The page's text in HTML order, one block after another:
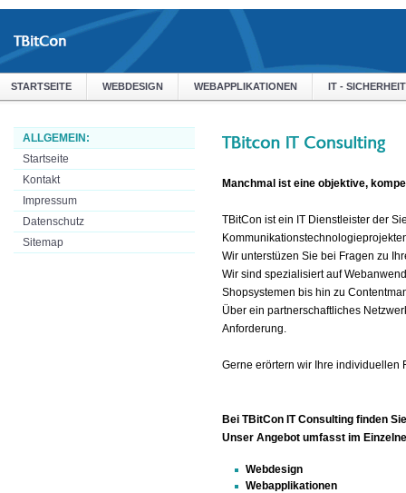
STARTSEITE WEBDESIGN WEBAPPLIKATIONEN IT - SICHERHEIT
ALLGEMEIN:
Startseite
Kontakt
Impressum
Datenschutz
Sitemap
Manchmal ist eine objektive,
TBitCon ist ein IT Dienstleister der
Wir unterstüzen Sie bei Fragen zu
Wir sind spezialisiert auf
Shopsystemen bis hin zu
Über ein partnerschaftliches
Anforderung.
Gerne erörtern wir Ihre individuellen
Bei TBitCon IT Consulting finden
Unser Angebot umfasst im
Webdesign
Webapplikationen